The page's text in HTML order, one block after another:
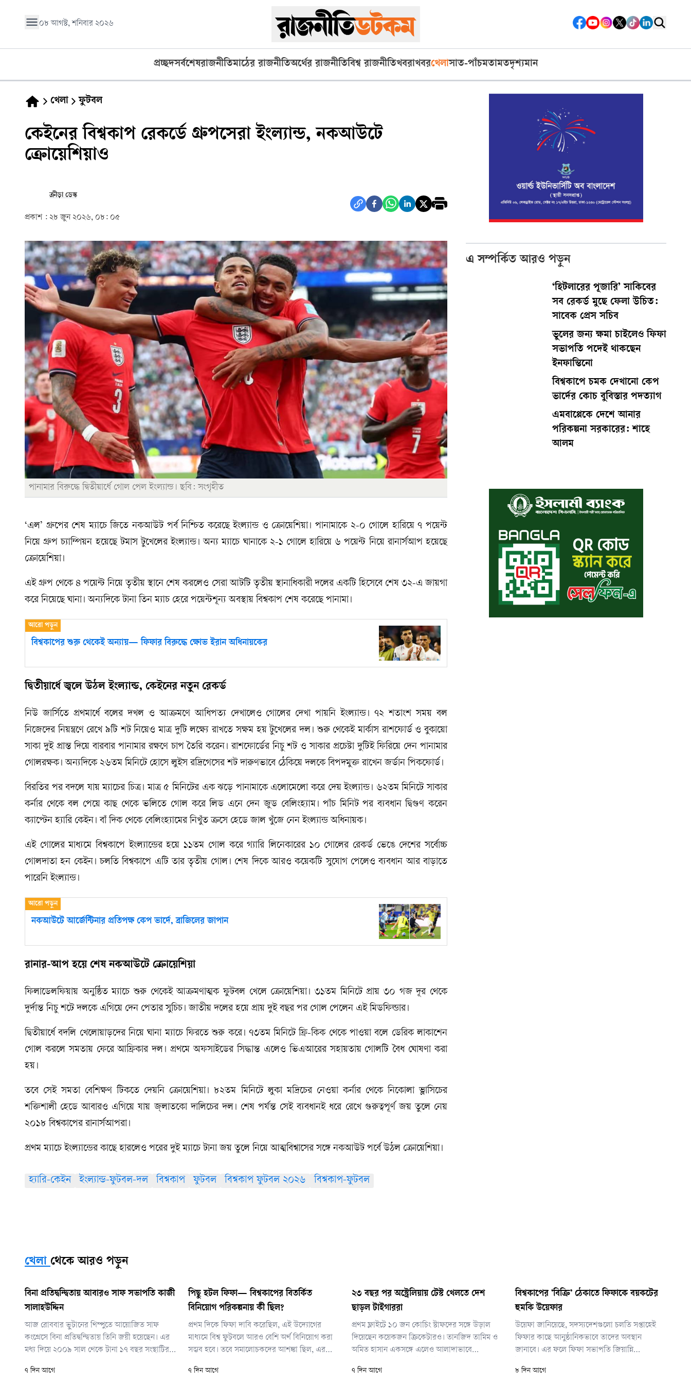
০৮ আগস্ট, শনিবার ২০২৬
প্রচ্ছদসর্বশেষরাজনীতিমাঠের রাজনীতিঅর্থের রাজনীতিবিশ্ব রাজনীতিখবরাখবরখেলাসাত-পাঁচমতামতদৃশ্যমান
খেলা ফুটবল
কেইনের বিশ্বকাপ রেকর্ডে গ্রুপসেরা ইংল্যান্ড, নকআউটে
ক্রোয়েশিয়াও
ক্রীড়া ডেস্ক
প্রকাশ : ২৮ জুন ২০২৬, ০৮: ০৫
পানামার বিরুদ্ধে দ্বিতীয়ার্ধে গোল পেল ইংল্যান্ড। ছবি: সংগৃহীত
‘এল’ গ্রুপের শেষ ম্যাচে জিতে নকআউট পর্ব নিশ্চিত করেছে ইংল্যান্ড ও ক্রোয়েশিয়া। পানামাকে ২-০ গোলে হারিয়ে ৭ পয়েন্ট
নিয়ে গ্রুপ চ্যাম্পিয়ন হয়েছে টমাস টুখেলের ইংল্যান্ড। অন্য ম্যাচে ঘানাকে ২-১ গোলে হারিয়ে ৬ পয়েন্ট নিয়ে রানার্সআপ হয়েছে
ক্রোয়েশিয়া।
এই গ্রুপ থেকে ৪ পয়েন্ট নিয়ে তৃতীয় স্থানে শেষ করলেও সেরা আটটি তৃতীয় স্থানাধিকারী দলের একটি হিসেবে শেষ ৩২-এ জায়গা
করে নিয়েছে ঘানা। অন্যদিকে টানা তিন ম্যাচ হেরে পয়েন্টশূন্য অবস্থায় বিশ্বকাপ শেষ করেছে পানামা।
বিশ্বকাপের শুরু থেকেই অন্যায়— ফিফার বিরুদ্ধে ক্ষোভ ইরান অধিনায়কের
দ্বিতীয়ার্ধে জ্বলে উঠল ইংল্যান্ড, কেইনের নতুন রেকর্ড
নিউ জার্সিতে প্রথমার্ধে বলের দখল ও আক্রমণে আধিপত্য দেখালেও গোলের দেখা পায়নি ইংল্যান্ড। ৭২ শতাংশ সময় বল
নিজেদের নিয়ন্ত্রণে রেখে ৯টি শট নিয়েও মাত্র দুটি লক্ষ্যে রাখতে সক্ষম হয় টুখেলের দল। শুরু থেকেই মার্কাস রাশফোর্ড ও বুকায়ো
সাকা দুই প্রান্ত দিয়ে বারবার পানামার রক্ষণে চাপ তৈরি করেন। রাশফোর্ডের নিচু শট ও সাকার প্রচেষ্টা দুটিই ফিরিয়ে দেন পানামার
গোলরক্ষক। অন্যদিকে ২৬তম মিনিটে হোসে লুইস রদ্রিগেসের শট দারুণভাবে ঠেকিয়ে দলকে বিপদমুক্ত রাখেন জর্ডান পিকফোর্ড।
বিরতির পর বদলে যায় ম্যাচের চিত্র। মাত্র ৫ মিনিটের এক ঝড়ে পানামাকে এলোমেলো করে দেয় ইংল্যান্ড। ৬২তম মিনিটে সাকার
কর্নার থেকে বল পেয়ে কাছ থেকে ভলিতে গোল করে লিড এনে দেন জুড বেলিংহ্যাম। পাঁচ মিনিট পর ব্যবধান দ্বিগুণ করেন
ক্যাপ্টেন হ্যারি কেইন। বাঁ দিক থেকে বেলিংহ্যামের নিখুঁত ক্রসে হেডে জাল খুঁজে নেন ইংল্যান্ড অধিনায়ক।
এই গোলের মাধ্যমে বিশ্বকাপে ইংল্যান্ডের হয়ে ১১তম গোল করে গ্যারি লিনেকারের ১০ গোলের রেকর্ড ভেঙে দেশের সর্বোচ্চ
গোলদাতা হন কেইন। চলতি বিশ্বকাপে এটি তার তৃতীয় গোল। শেষ দিকে আরও কয়েকটি সুযোগ পেলেও ব্যবধান আর বাড়াতে
পারেনি ইংল্যান্ড।
নকআউটে আর্জেন্টিনার প্রতিপক্ষ কেপ ভার্দে, ব্রাজিলের জাপান
রানার-আপ হয়ে শেষ নকআউটে ক্রোয়েশিয়া
ফিলাডেলফিয়ায় অনুষ্ঠিত ম্যাচে শুরু থেকেই আক্রমণাত্মক ফুটবল খেলে ক্রোয়েশিয়া। ৩১তম মিনিটে প্রায় ৩০ গজ দূর থেকে
দুর্দান্ত নিচু শটে দলকে এগিয়ে দেন পেতার সুচিচ। জাতীয় দলের হয়ে প্রায় দুই বছর পর গোল পেলেন এই মিডফিল্ডার।
দ্বিতীয়ার্ধে বদলি খেলোয়াড়দের নিয়ে ঘানা ম্যাচে ফিরতে শুরু করে। ৭৩তম মিনিটে ফ্রি-কিক থেকে পাওয়া বলে ডেরিক লাকাশেন
গোল করলে সমতায় ফেরে আফ্রিকার দল। প্রথমে অফসাইডের সিদ্ধান্ত এলেও ভিএআরের সহায়তায় গোলটি বৈধ ঘোষণা করা
হয়।
তবে সেই সমতা বেশিক্ষণ টিকতে দেয়নি ক্রোয়েশিয়া। ৮২তম মিনিটে লুকা মদ্রিচের নেওয়া কর্নার থেকে নিকোলা ভ্লাসিচের
শক্তিশালী হেডে আবারও এগিয়ে যায় জ্লাতকো দালিচের দল। শেষ পর্যন্ত সেই ব্যবধানই ধরে রেখে গুরুত্বপূর্ণ জয় তুলে নেয়
২০১৮ বিশ্বকাপের রানার্সআপরা।
প্রথম ম্যাচে ইংল্যান্ডের কাছে হারলেও পরের দুই ম্যাচে টানা জয় তুলে নিয়ে আত্মবিশ্বাসের সঙ্গে নকআউট পর্বে উঠল ক্রোয়েশিয়া।
হ্যারি-কেইন ইংল্যান্ড-ফুটবল-দল বিশ্বকাপ ফুটবল বিশ্বকাপ ফুটবল ২০২৬ বিশ্বকাপ-ফুটবল
এ সম্পর্কিত আরও পড়ুন
‘হিটলারের পূজারি’ সাকিবের
সব রেকর্ড মুছে ফেলা উচিত:
সাবেক প্রেস সচিব
ভুলের জন্য ক্ষমা চাইলেও ফিফা
সভাপতি পদেই থাকছেন
ইনফান্তিনো
বিশ্বকাপে চমক দেখানো কেপ
ভার্দের কোচ বুবিস্তার পদত্যাগ
এমবাপ্পেকে দেশে আনার
পরিকল্পনা সরকারের: শাহে
আলম
খেলা থেকে আরও পড়ুন
বিনা প্রতিদ্বন্দ্বিতায় আবারও সাফ সভাপতি কাজী
সালাহউদ্দিন
আজ রোববার ভুটানের থিম্পুতে আয়োজিত সাফ
কংগ্রেসে বিনা প্রতিদ্বন্দ্বিতায় তিনি জয়ী হয়েছেন। এর
মধ্য দিয়ে ২০০৯ সাল থেকে টানা ১৭ বছর সংস্থাটির
৭ দিন আগে
পিছু হটল ফিফা— বিশ্বকাপের বিতর্কিত
বিনিয়োগ পরিকল্পনায় কী ছিল?
প্রথম দিকে ফিফা দাবি করেছিল, এই উদ্যোগের
মাধ্যমে বিশ্ব ফুটবলে আরও বেশি অর্থ বিনিয়োগ করা
সম্ভব হবে। তবে সমালোচকদের আশঙ্কা ছিল, এর
সম্পদের ওপর বেসরকারি বিনিয়োগকারীদের
৭ দিন আগে
২৩ বছর পর অস্ট্রেলিয়ায় টেস্ট খেলতে দেশ
ছাড়ল টাইগাররা
প্রথম ফ্লাইটে ১০ জন কোচিং স্টাফদের সঙ্গে উড়াল
দিয়েছেন কয়েকজন ক্রিকেটারও। তানজিদ তামিম ও
অমিত হাসান একসঙ্গে এলেও আলাদাভাবে
রহিম, খালেদ আহমেদ ও সাদমান ইসলাম। প্রিয়
৭ দিন আগে
বিশ্বকাপের ‘বিক্রি’ ঠেকাতে ফিফাকে বয়কটের
হুমকি উয়েফার
উয়েফা জানিয়েছে, সদস্যদেশগুলো চলতি সপ্তাহেই
ফিফার কাছে আনুষ্ঠানিকভাবে তাদের অবস্থান
জানাবে। এর ফলে ফিফা সভাপতি জিয়ান্নি
৮ দিন আগে